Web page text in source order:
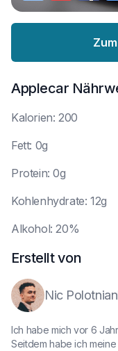
Applecar
Kalorien: 200
Fett: 0g
Protein: 0g
Kohlenhydrate: 12g
Alkohol: 20%
Erstellt von
Nic
Ich habe mich vor 6
Seitdem habe ich